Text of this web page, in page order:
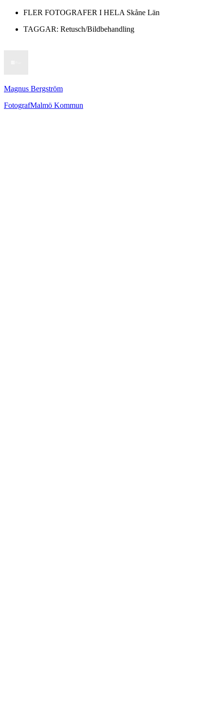
FLER FOTOGRAFER I HELA Skåne Län
TAGGAR: Retusch/Bildbehandling
Magnus Bergström
FotografMalmö Kommun